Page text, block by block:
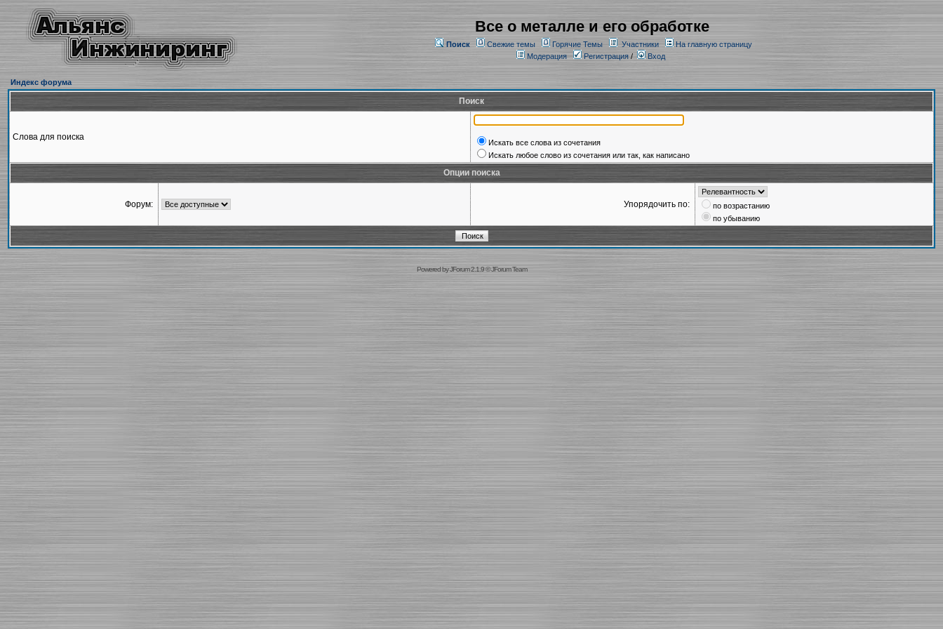
Все о металле и его обработке
Поиск Свежие темы Горячие Темы Участники
На главную страницу
Модерация
Регистрация/ Вход
Индекс форума
Поиск
Слова для поиска
Искать все слова из сочетания
Искать любое слово из сочетания или так, как написано
Опции поиска
Форум: Упорядочить по:
по возрастанию
по убыванию
Powered byJForum 2.1.9©JForum Team